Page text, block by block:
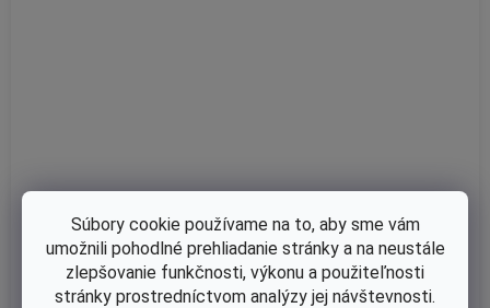
Súbory cookie používame na to, aby sme vám
umožnili pohodlné prehliadanie stránky a na neustále
zlepšovanie funkčnosti, výkonu a použiteľnosti
stránky prostredníctvom analýzy jej návštevnosti.